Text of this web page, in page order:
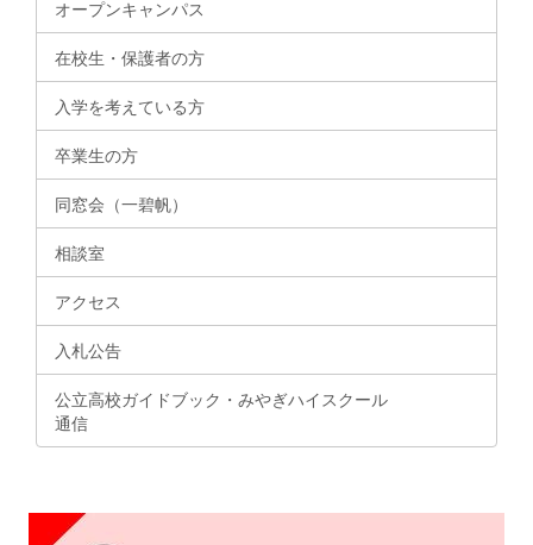
オープンキャンパス
在校生・保護者の方
入学を考えている方
卒業生の方
同窓会（一碧帆）
相談室
アクセス
入札公告
公立高校ガイドブック・みやぎハイスクール
通信